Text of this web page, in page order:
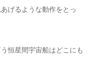
げるような動作をとっ
恒星間宇宙船はどこにも